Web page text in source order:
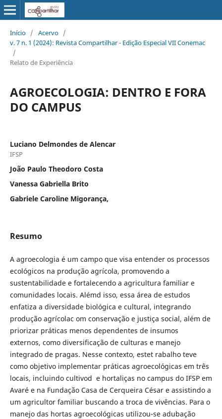
Início / Acervo /
v. 7 n. 1 (2024): Revista Compartilhar - Edição Especial VII Conemac
/
Relato de Experiência
AGROECOLOGIA: DENTRO E FORA
DO CAMPUS
Luciano Delmondes de Alencar
IFSP
João Paulo Theodoro Costa
Vanessa Gabriella Brito
Gabriele Caroline Migorança,
Resumo
A agroecologia é um campo que visa entender os processos
ecológicos na produção agrícola, promovendo a
sustentabilidade e fortalecendo a agricultura familiar e
comunidades locais. Alémd isso, essa área de estudos
enfatiza a diversidade biológica e cultural, integrando
produção agrícolac om conservação e justiça social, além de
priorizar práticas menos dependentes de insumos
externos, como diversificação de culturas e manejo
integrado de pragas. Nesse contexto, estet rabalho teve
como objetivo implementar práticas agroecológicas em três
locais, incluindo cultivod e hortaliças no campus do IFSP em
Avaré e na Fundação Casa de Cerqueira César e assistindo a
um agricultor familiar buscando a troca de vivências. Para o
manejo das hortas agroecológicas utilizou-se adubação